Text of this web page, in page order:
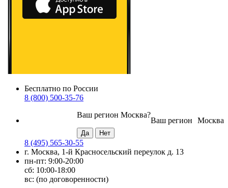
Бесплатно по России
8 (800) 500-35-76
Москва
Ваш регион
Ваш регион Москва?
8 (495) 565-30-55
г. Москва, 1-й Красносельский переулок д. 13
пн-пт: 9:00-20:00
сб: 10:00-18:00
вс: (по договоренности)